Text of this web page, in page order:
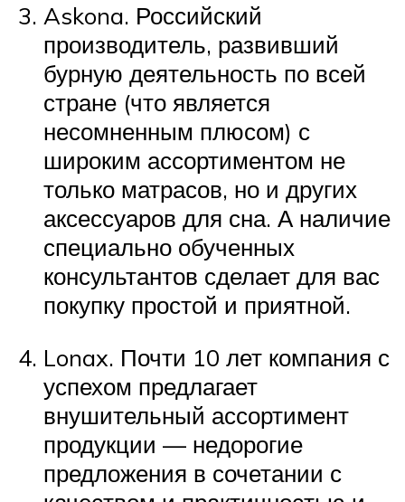
Askona. Российский
производитель, развивший
бурную деятельность по всей
стране (что является
несомненным плюсом) с
широким ассортиментом не
только матрасов, но и других
аксессуаров для сна. А наличие
специально обученных
консультантов сделает для вас
покупку простой и приятной.
Lonax. Почти 10 лет компания с
успехом предлагает
внушительный ассортимент
продукции — недорогие
предложения в сочетании с